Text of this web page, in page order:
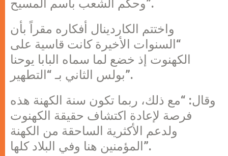
وحكم الشعب باسم المسيح”.
واختتم الكاردينال أفكاره مقراً بأن
“السنوات الأخيرة كانت قاسية على
الكهنوت إذ خضع لما سماه البابا يوحنا
بولس الثاني بـ “التطهير”.
وقال: “مع ذلك، ربما تكون سنة الكهنة هذه
فرصة لإعادة اكتشاف حقيقة الكهنوت
ولدعم الأكثرية الساحقة من الكهنة
المؤمنين هنا وفي البلاد كلها”.